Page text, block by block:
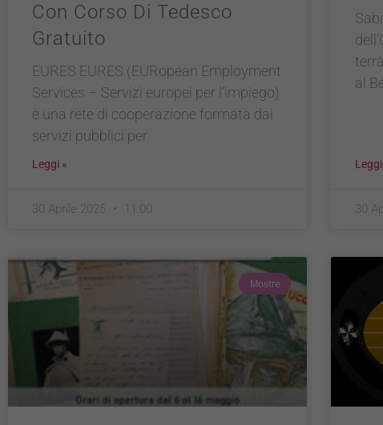
Con Corso Di Tedesco
Gratuito
EURES EURES (EURopean Employment
Services – Servizi europei per l’impiego)
è una rete di cooperazione formata dai
servizi pubblici per
Leggi »
30 Aprile 2025 11:00
al
Leggi
30
Mostre